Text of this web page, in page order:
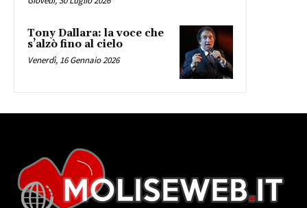
Tony Dallara: la voce che
s’alzò fino al cielo
Venerdì, 16 Gennaio 2026